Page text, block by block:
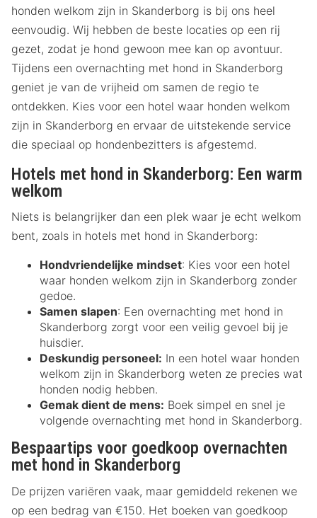
honden welkom zijn in Skanderborg is bij ons heel
eenvoudig. Wij hebben de beste locaties op een rij
gezet, zodat je hond gewoon mee kan op avontuur.
Tijdens een overnachting met hond in Skanderborg
geniet je van de vrijheid om samen de regio te
ontdekken. Kies voor een hotel waar honden welkom
zijn in Skanderborg en ervaar de uitstekende service
die speciaal op hondenbezitters is afgestemd.
Hotels met hond in Skanderborg: Een warm
welkom
Niets is belangrijker dan een plek waar je echt welkom
bent, zoals in hotels met hond in Skanderborg:
Hondvriendelijke mindset: Kies voor een hotel
waar honden welkom zijn in Skanderborg zonder
gedoe.
Samen slapen: Een overnachting met hond in
Skanderborg zorgt voor een veilig gevoel bij je
huisdier.
Deskundig personeel: In een hotel waar honden
welkom zijn in Skanderborg weten ze precies wat
honden nodig hebben.
Gemak dient de mens: Boek simpel en snel je
volgende overnachting met hond in Skanderborg.
Bespaartips voor goedkoop overnachten
met hond in Skanderborg
De prijzen variëren vaak, maar gemiddeld rekenen we
op een bedrag van €150. Het boeken van goedkoop